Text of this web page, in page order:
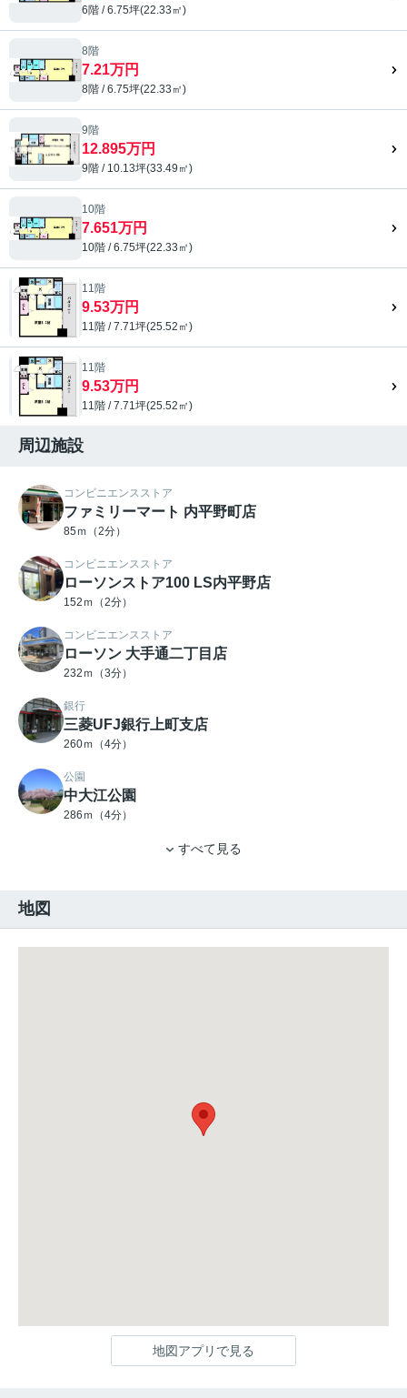
6階 / 6.75坪(22.33㎡)
8階
7.21万円
8階 / 6.75坪(22.33㎡)
9階
12.895万円
9階 / 10.13坪(33.49㎡)
10階
7.651万円
10階 / 6.75坪(22.33㎡)
11階
9.53万円
11階 / 7.71坪(25.52㎡)
11階
9.53万円
11階 / 7.71坪(25.52㎡)
周辺施設
コンビニエンスストア
ファミリーマート 内平野町店
85ｍ（2分）
コンビニエンスストア
ローソンストア100 LS内平野店
152ｍ（2分）
コンビニエンスストア
ローソン 大手通二丁目店
232ｍ（3分）
銀行
三菱UFJ銀行上町支店
260ｍ（4分）
公園
中大江公園
286ｍ（4分）
すべて見る
地図
地図アプリで見る